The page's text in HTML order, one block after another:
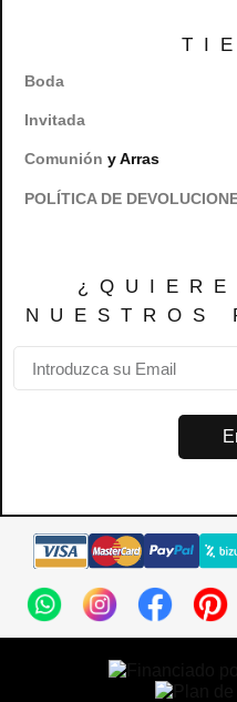
Boda
Invitada
Comunión y Arras
POLÍTICA DE
NUESTROS